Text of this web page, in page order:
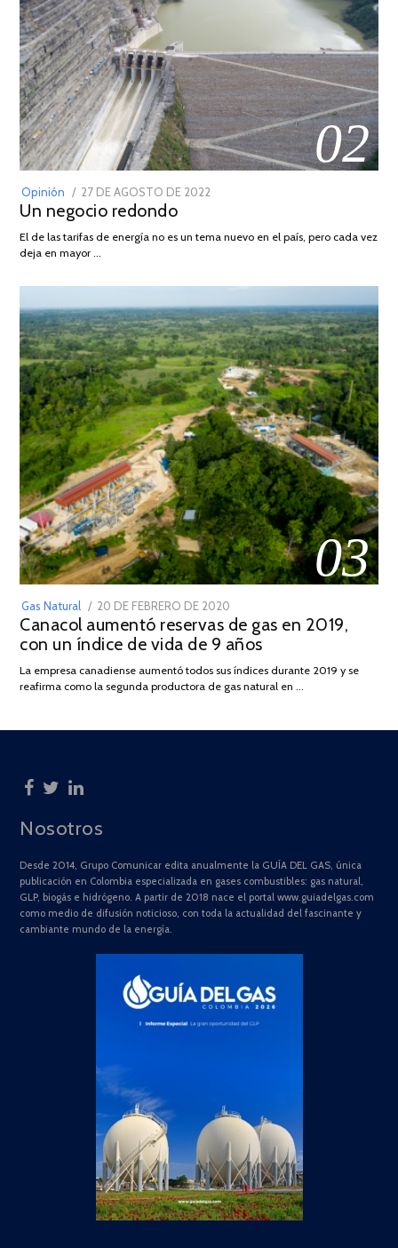
02
Opinión
POSTED
ON
27 DE AGOSTO DE 2022
DE
Un negocio redondo
El de las tarifas de energía no es un tema nuevo en el país, pero cada vez
deja en mayor …
03
Gas Natural
POSTED
ON
20 DE FEBRERO DE 2020
DE
JULIO
2025
Canacol aumentó reservas de gas en 2019,
con un índice de vida de 9 años
La empresa canadiense aumentó todos sus índices durante 2019 y se
reafirma como la segunda productora de gas natural en …
Nosotros
Desde 2014, Grupo Comunicar edita anualmente la GUÍA DEL GAS, única
publicación en Colombia especializada en gases combustibles: gas natural,
GLP, biogás e hidrógeno. A partir de 2018 nace el portal www.guiadelgas.com
como medio de difusión noticioso, con toda la actualidad del fascinante y
cambiante mundo de la energía.